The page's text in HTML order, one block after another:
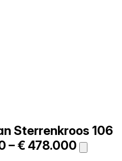
Sterrenkroos 106
– € 478.000